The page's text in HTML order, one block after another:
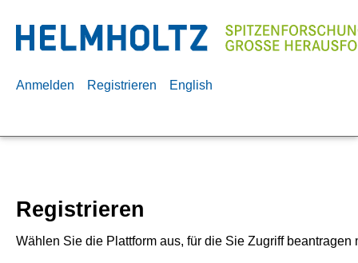
Anmelden Registrieren English
Registrieren
Wählen Sie die Plattform aus, für die Sie Zugriff beantragen